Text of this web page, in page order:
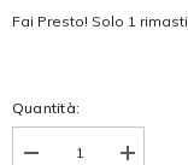
Fai Presto! Solo 1 rimasti
Quantità:
Diminuire
Aumenta